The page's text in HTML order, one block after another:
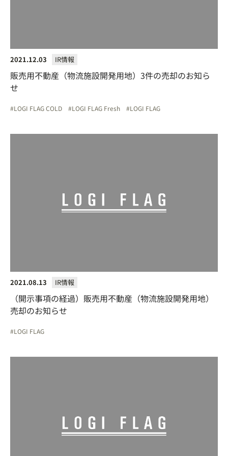
2021.12.03 IR情報
販売用不動産（物流施設開発用地）3件の売却のお知ら
せ
LOGI FLAG COLD LOGI FLAG Fresh LOGI FLAG
2021.08.13 IR情報
（開示事項の経過）販売用不動産（物流施設開発用地）
売却のお知らせ
LOGI FLAG